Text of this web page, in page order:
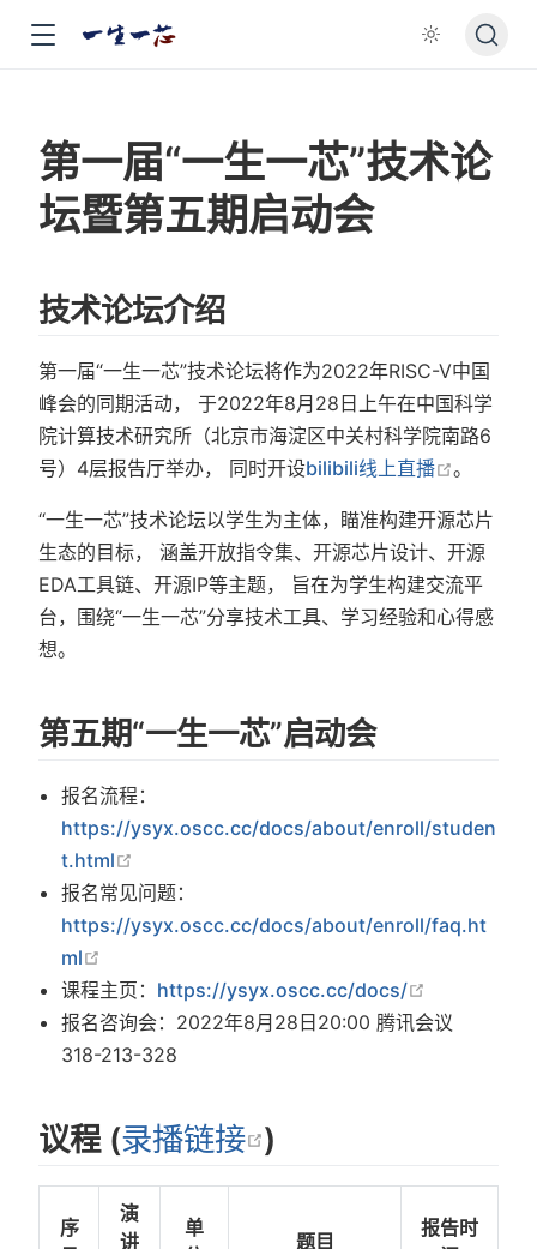
第一届“一生一芯”技术论
坛暨第五期启动会
技术论坛介绍
第一届“一生一芯”技术论坛将作为2022年RISC-V中国
峰会的同期活动， 于2022年8月28日上午在中国科学
院计算技术研究所（北京市海淀区中关村科学院南路6
号）4层报告厅举办， 同时开设bilibili线上直播 在新窗口
。
“一生一芯”技术论坛以学生为主体，瞄准构建开源芯片
生态的目标， 涵盖开放指令集、开源芯片设计、开源
EDA工具链、开源IP等主题， 旨在为学生构建交流平
台，围绕“一生一芯”分享技术工具、学习经验和心得感
想。
第五期“一生一芯”启动会
报名流程：
https://ysyx.oscc.cc/docs/about/enroll/studen
t.html
报名常见问题：
https://ysyx.oscc.cc/docs/about/enroll/faq.ht
ml
课程主页： https://ysyx.oscc.cc/docs/
报名咨询会：2022年8月28日20:00 腾讯会议
318-213-328
议程 (录播链接 在新窗口中打开
)
序
演
讲
单
题目
报告时